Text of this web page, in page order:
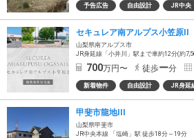
予告広告 自由設計 JR中央
山梨県南アルプス市
JR身延線「小井川」駅まで車約12分(約
700万円〜 徒歩ー分
新着物件 自由設計 JR身延
甲斐市龍地III
山梨県甲斐市
JR中央本線 「塩崎」駅 徒歩18分～19分